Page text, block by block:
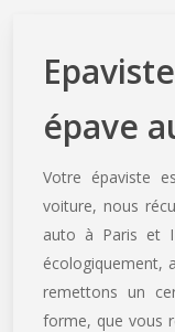
épave
Votre épaviste
voiture, nous
auto à Paris et
écologiquement,
remettons un
forme, que vous